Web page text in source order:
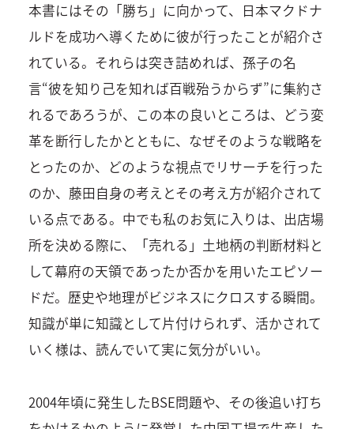
本書にはその「勝ち」に向かって、日本マクドナ
ルドを成功へ導くために彼が行ったことが紹介さ
れている。それらは突き詰めれば、孫子の名
言“彼を知り己を知れば百戦殆うからず”に集約さ
れるであろうが、この本の良いところは、どう変
革を断行したかとともに、なぜそのような戦略を
とったのか、どのような視点でリサーチを行った
のか、藤田自身の考えとその考え方が紹介されて
いる点である。中でも私のお気に入りは、出店場
所を決める際に、「売れる」土地柄の判断材料と
して幕府の天領であったか否かを用いたエピソー
ドだ。歴史や地理がビジネスにクロスする瞬間。
知識が単に知識として片付けられず、活かされて
いく様は、読んでいて実に気分がいい。
2004年頃に発生したBSE問題や、その後追い打ち